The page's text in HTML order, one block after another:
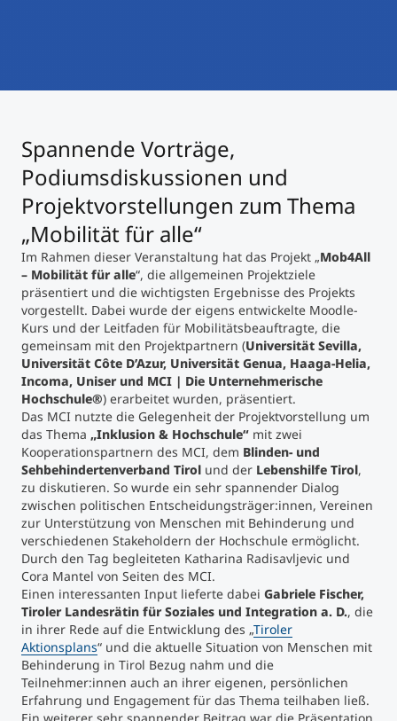
Study Finder Bachelor/Master
Masterclasses
Management-Seminare
Technische Weiterbildung
Maßgeschneiderte Programme
Studienberatung
Executive Education Finder
Spannende Vorträge,
Podiumsdiskussionen und
Projektvorstellungen zum Thema
„Mobilität für alle“
Im Rahmen dieser Veranstaltung hat das Projekt „Mob4All
– Mobilität für alle“, die allgemeinen Projektziele
präsentiert und die wichtigsten Ergebnisse des Projekts
vorgestellt. Dabei wurde der eigens entwickelte Moodle-
Kurs und der Leitfaden für Mobilitätsbeauftragte, die
gemeinsam mit den Projektpartnern (Universität Sevilla,
Universität Côte D’Azur, Universität Genua, Haaga-Helia,
Incoma, Uniser und MCI | Die Unternehmerische
Hochschule®) erarbeitet wurden, präsentiert.
Das MCI nutzte die Gelegenheit der Projektvorstellung um
das Thema „Inklusion & Hochschule“ mit zwei
Kooperationspartnern des MCI, dem Blinden- und
Sehbehindertenverband Tirol und der Lebenshilfe Tirol,
zu diskutieren. So wurde ein sehr spannender Dialog
zwischen politischen Entscheidungsträger:innen, Vereinen
zur Unterstützung von Menschen mit Behinderung und
verschiedenen Stakeholdern der Hochschule ermöglicht.
Durch den Tag begleiteten Katharina Radisavljevic und
Cora Mantel von Seiten des MCI.
Einen interessanten Input lieferte dabei Gabriele Fischer,
Tiroler Landesrätin für Soziales und Integration a. D., die
in ihrer Rede auf die Entwicklung des „Tiroler
Aktionsplans“ und die aktuelle Situation von Menschen mit
Behinderung in Tirol Bezug nahm und die
Teilnehmer:innen auch an ihrer eigenen, persönlichen
Erfahrung und Engagement für das Thema teilhaben ließ.